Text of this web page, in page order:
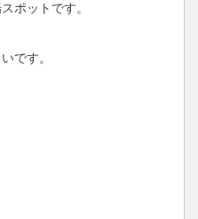
ポットです。
です。